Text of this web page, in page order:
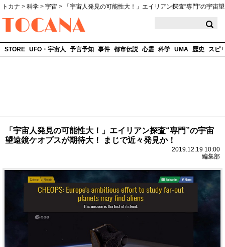
トカナ > 科学 > 宇宙 >
「宇宙人発見の可能性大！」エイリアン探査“専門”の宇宙
STORE UFO・宇宙人 予言予知 事件 都市伝説 心霊 科学 UMA 歴史 スピ
「宇宙人発見の可能性大！」エイリアン探査“専門”の宇宙
望遠鏡ケオプスが期待大！ まじで近々発見か！
2019.12.19 10:00
編集部